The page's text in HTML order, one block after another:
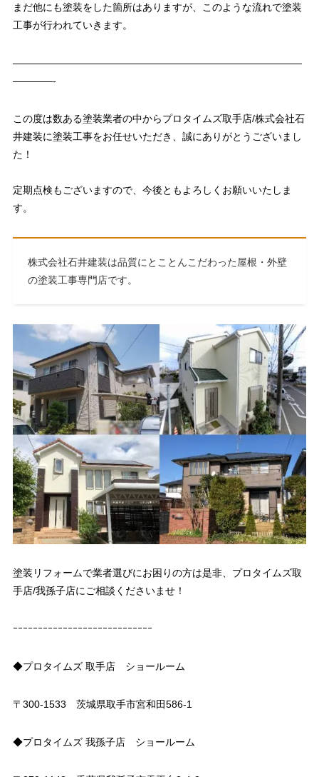
まだ他にも塗装をした箇所はありますが、このような流れで塗装
工事が行われていきます。
—————————————————————————————
————-
この度は数ある塗装業者の中からプロタイムズ取手店/株式会社石
井建装に塗装工事をお任せいただき、誠にありがとうございまし
た！
定期点検もございますので、今後ともよろしくお願いいたしま
す。
株式会社石井建装は品質にとことんこだわった屋根・外壁
の塗装工事専門店です。
塗装リフォームで業者選びにお困りの方は是非、プロタイムズ取
手店/我孫子店にご相談くださいませ！
ｰｰｰｰｰｰｰｰｰｰｰｰｰｰｰｰｰｰｰｰｰｰｰｰｰｰｰｰ
◆プロタイムズ 取手店 ショールーム
〒300-1533 茨城県取手市宮和田586-1
◆プロタイムズ 我孫子店 ショールーム